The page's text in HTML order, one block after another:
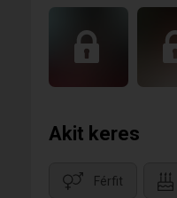
Akit keres
Férfit